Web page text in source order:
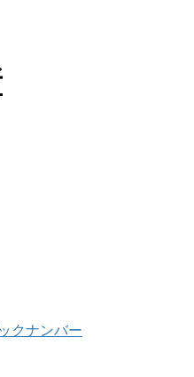
クナンバー